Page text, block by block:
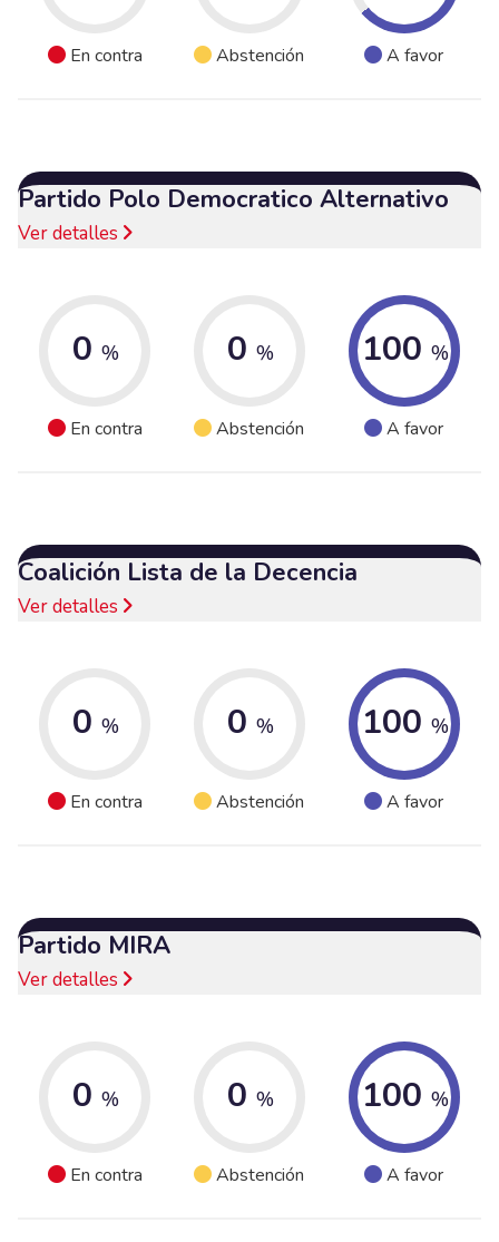
En contra Abstención A favor
Partido Polo Democratico Alternativo
Ver detalles
0 %
En contra
0 %
Abstención
100 %
A favor
Coalición Lista de la Decencia
Ver detalles
0 %
En contra
0 %
Abstención
100 %
A favor
Partido MIRA
Ver detalles
0 %
En contra
0 %
Abstención
100 %
A favor